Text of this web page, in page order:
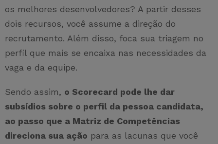
os melhores desenvolvedores? A partir desses
dois recursos, você assume a direção do
recrutamento. Além disso, foca sua triagem no
perfil que mais se encaixa nas necessidades da
vaga e da equipe.
Sendo assim, o Scorecard pode lhe dar
subsídios sobre o perfil da pessoa candidata,
ao passo que a Matriz de Competências
direciona sua ação para as lacunas que você